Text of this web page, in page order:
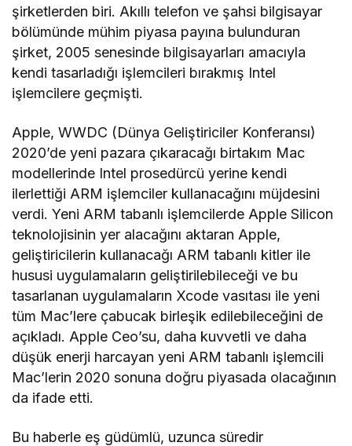
şirketlerden biri. Akıllı telefon ve şahsi bilgisayar
bölümünde mühim piyasa payına bulunduran
şirket, 2005 senesinde bilgisayarları amacıyla
kendi tasarladığı işlemcileri bırakmış Intel
işlemcilere geçmişti.
Apple, WWDC (Dünya Geliştiriciler Konferansı)
2020’de yeni pazara çıkaracağı birtakım Mac
modellerinde Intel prosedürcü yerine kendi
ilerlettiği ARM işlemciler kullanacağını müjdesini
verdi. Yeni ARM tabanlı işlemcilerde Apple Silicon
teknolojisinin yer alacağını aktaran Apple,
geliştiricilerin kullanacağı ARM tabanlı kitler ile
hususi uygulamaların geliştirilebileceği ve bu
tasarlanan uygulamaların Xcode vasıtası ile yeni
tüm Mac’lere çabucak birleşik edilebileceğini de
açıkladı. Apple Ceo’su, daha kuvvetli ve daha
düşük enerji harcayan yeni ARM tabanlı işlemcili
Mac’lerin 2020 sonuna doğru piyasada olacağının
da ifade etti.
Bu haberle eş güdümlü, uzunca süredir